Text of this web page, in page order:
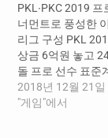
PKL∙PKC 2019 프
너먼트로 풍성한
리그 구성 PKL
상금 6억원 놓고
돌 프로 선수 표준
로팀 지원금 도입
수 권익 보호 및 자
2018년 12월 21일
"게임"에서